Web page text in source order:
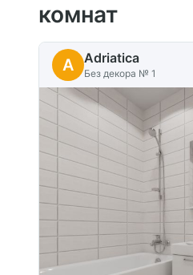
комнат
A Adriatica
Без декора № 1